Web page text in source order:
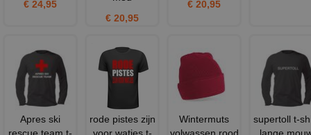
€ 24,95
€ 20,95
€ 20,95
Apres ski
rode pistes zijn
Wintermuts
supertoll t-